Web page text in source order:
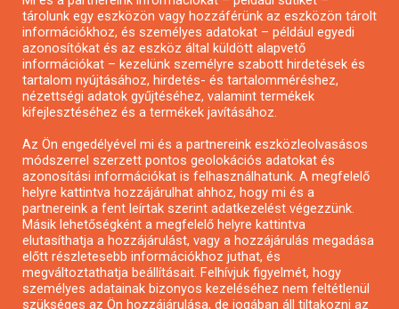
Pályázatírás önkormányzatoknak
Pályázatfigyelés
Specifikus pályázatfigyelés vagy hírlevél
Pályázatok magánszemélyeknek
Pályázatok civil szervezeteknek
Pályázatok vállalkozásoknak
Önkormányzati pályázatok
Mezőgazdasági pályázatok
tárolunk egy eszközön vagy hozzáférünk az eszközön tárolt
információkhoz, és személyes adatokat – például egyedi
azonosítókat és az eszköz által küldött alapvető
információkat – kezelünk személyre szabott hirdetések és
tartalom nyújtásához, hirdetés- és tartalomméréshez,
nézettségi adatok gyűjtéséhez, valamint termékek
kifejlesztéséhez és a termékek javításához.
Az Ön engedélyével mi és a partnereink eszközleolvasásos
módszerrel szerzett pontos geolokációs adatokat és
azonosítási információkat is felhasználhatunk. A megfelelő
helyre kattintva hozzájárulhat ahhoz, hogy mi és a
partnereink a fent leírtak szerint adatkezelést végezzünk.
Másik lehetőségként a megfelelő helyre kattintva
elutasíthatja a hozzájárulást, vagy a hozzájárulás megadása
előtt részletesebb információkhoz juthat, és
megváltoztathatja beállításait. Felhívjuk figyelmét, hogy
személyes adatainak bizonyos kezeléséhez nem feltétlenül
szükséges az Ön hozzájárulása, de jogában áll tiltakozni az